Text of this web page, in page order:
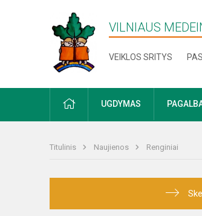
VILNIAUS
VEIKLOS SRITYS
PRADŽIAUGDYMAS
Titulinis Naujienos Renginiai